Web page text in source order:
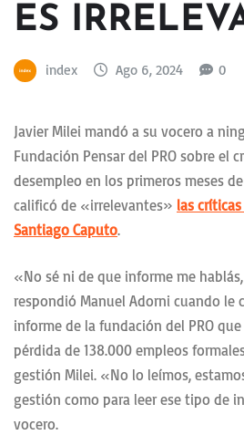
ES
index Ago 6, 2024 0
Javier Milei mandó a su vocero a
Fundación Pensar del PRO sobre el
desempleo en los primeros meses
calificó de «irrelevantes» las
Santiago Caputo.
«No sé ni de que informe me
respondió Manuel Adorni cuando le
informe de la fundación del PRO
pérdida de 138.000 empleos
gestión Milei. «No lo leímos,
gestión como para leer ese tipo de
vocero.